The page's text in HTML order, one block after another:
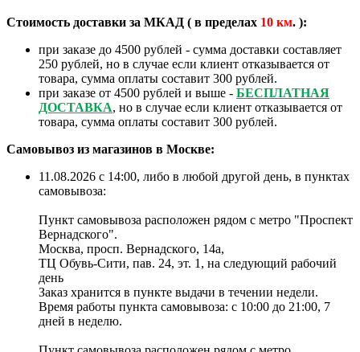
Стоимость доставки за МКАД ( в пределах 10 км. ):
при заказе до 4500 рублей - сумма доставки составляет
250 рублей, но в случае если клиент отказывается от
товара, сумма оплаты составит 300 рублей.
при заказе от 4500 рублей и выше - БЕСПЛАТНАЯ
ДОСТАВКА, но в случае если клиент отказывается от
товара, сумма оплаты составит 300 рублей.
Самовывоз из магазинов в Москве:
11.08.2026 с 14:00, либо в любой другой день, в пунктах
самовывоза:
Пункт самовывоза расположен рядом с метро "Проспект
Вернадского".
Москва, просп. Вернадского, 14а,
ТЦ Обувь-Сити, пав. 24, эт. 1, на следующий рабочий
день
Заказ хранится в пункте выдачи в течении недели.
Время работы пункта самовывоза: с 10:00 до 21:00, 7
дней в неделю.